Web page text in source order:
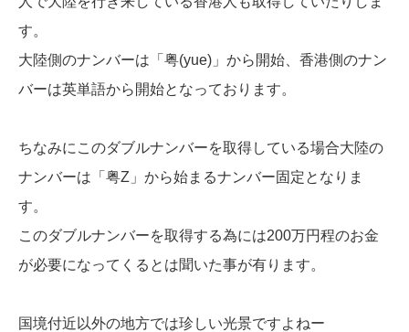
す。
大陸側のナンバーは「粤(yue)」から開始、香港側のナン
バーは英単語から開始となっております。
ちなみにこのダブルナンバーを取得している場合大陸の
ナンバーは「粤Z」から始まるナンバー固定となりま
す。
このダブルナンバーを取得する為には200万円程のお金
が必要になってくるとは聞いた事が有ります。
国境付近以外の地方では珍しい光景ですよねー